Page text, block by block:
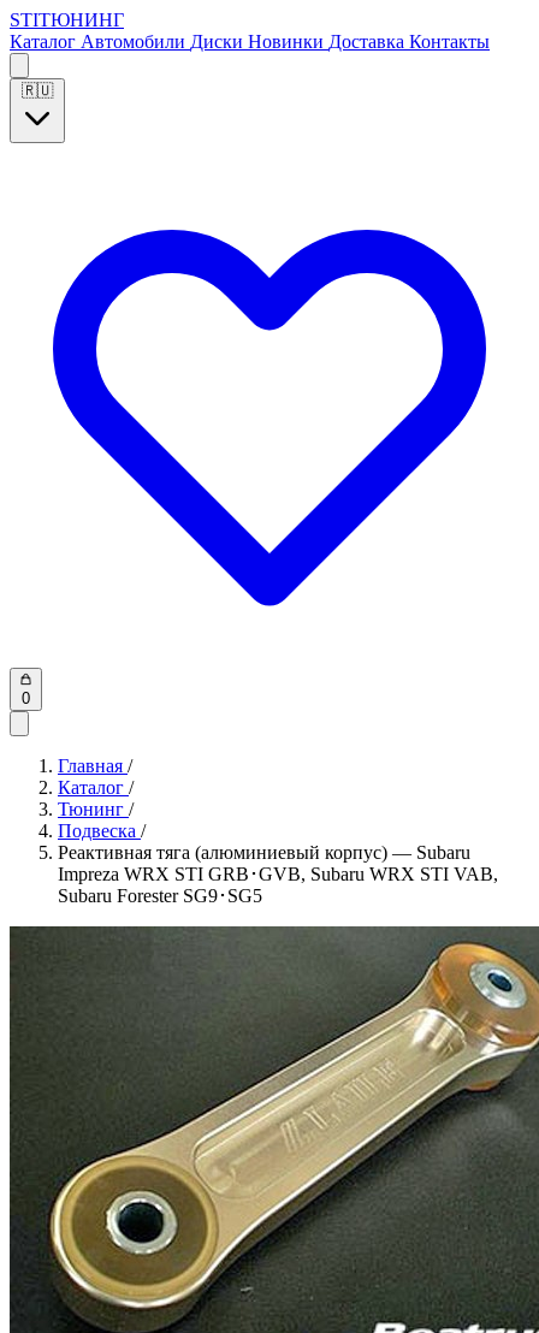
STIТЮНИНГ
Каталог Автомобили Диски Новинки Доставка Контакты
🇷🇺
0
Главная /
Каталог /
Тюнинг /
Подвеска /
Реактивная тяга (алюминиевый корпус) — Subaru
Impreza WRX STI GRB･GVB, Subaru WRX STI VAB,
Subaru Forester SG9･SG5